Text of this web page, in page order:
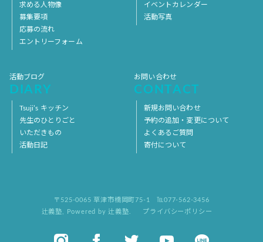
求める人物像
募集要項
応募の流れ
エントリーフォーム
イベントカレンダー
活動写真
活動ブログ
DIARY
Tsuji’s キッチン
先生のひとりごと
いただきもの
活動日記
お問い合わせ
CONTACT
新規お問い合わせ
予約の追加・変更について
よくあるご質問
寄付について
〒525-0065 草津市橋岡町75-1
℡077-562-3456
辻義塾
Powered by 辻義塾. プライバシーポリシー